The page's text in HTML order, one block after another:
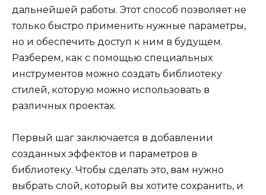
дальнейшей работы. Этот способ позволяет не
только быстро применить нужные параметры,
но и обеспечить доступ к ним в будущем.
Разберем, как с помощью специальных
инструментов можно создать библиотеку
стилей, которую можно использовать в
различных проектах.
Первый шаг заключается в добавлении
созданных эффектов и параметров в
библиотеку. Чтобы сделать это, вам нужно
выбрать слой, который вы хотите сохранить, и